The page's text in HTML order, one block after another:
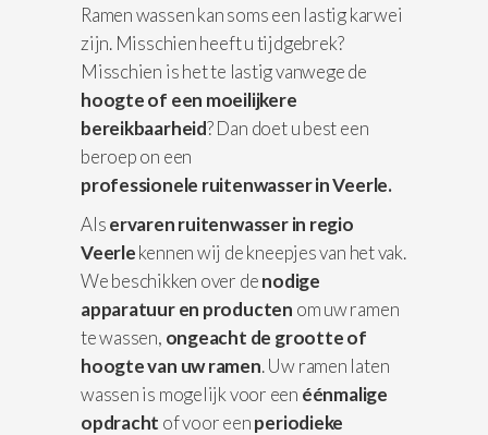
Ramen wassen kan soms een lastig karwei
zijn. Misschien heeft u tijdgebrek?
Misschien is het te lastig vanwege de
hoogte of een moeilijkere
bereikbaarheid? Dan doet u best een
beroep on een
professionele ruitenwasser in Veerle.
Alservaren ruitenwasser in regio
Veerlekennen wij de kneepjes van het vak.
We beschikken over denodige
apparatuuren producten om uw ramen
te wassen, ongeacht de grootte of
hoogte van uw ramen. Uw ramen laten
wassen is mogelijk voor een éénmalige
opdracht of voor eenperiodieke